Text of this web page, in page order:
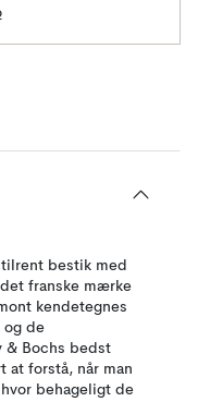
bestik med
franske mærke
kendetegnes
og de
& Bochs bedst
forstå, når man
behageligt de